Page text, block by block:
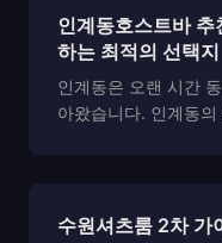
니다....
인계동호스트바 추
하는 최적의 선택지
인계동은 오랜 시간
아왔습니다. 인계동
은 어...
수원셔츠룸 2차 가